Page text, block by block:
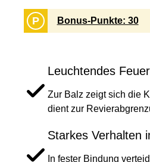
P Bonus-Punkte: 30
Leuchtendes
Zur Balz zeigt sich die
dient zur
Starkes Verhalten
In fester Bindung